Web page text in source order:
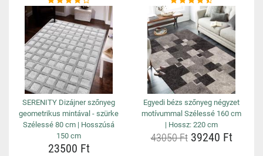
SERENITY Dizájner szőnyeg
geometrikus mintával - szürke
Szélessé 80 cm | Hosszúsá
150 cm
23500 Ft
Egyedi bézs szőnyeg négyzet
motívummal Szélessé 160 cm
| Hossz: 220 cm
43050 Ft39240 Ft